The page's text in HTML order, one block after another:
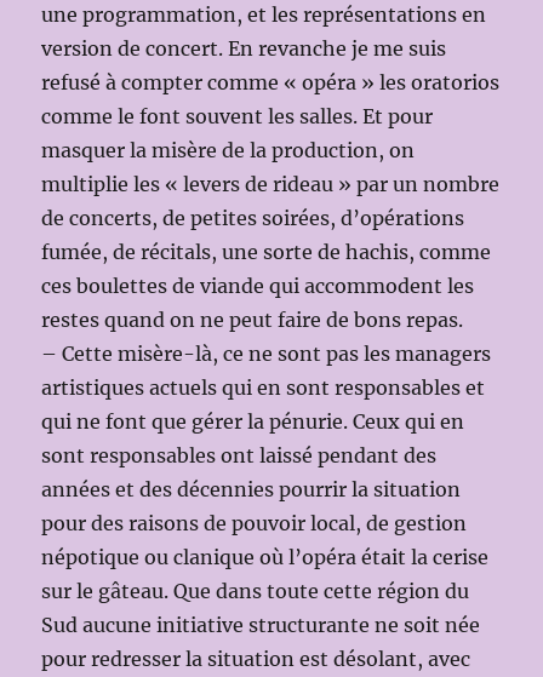
une programmation, et les représentations en
version de concert. En revanche je me suis
refusé à compter comme « opéra » les oratorios
comme le font souvent les salles. Et pour
masquer la misère de la production, on
multiplie les « levers de rideau » par un nombre
de concerts, de petites soirées, d’opérations
fumée, de récitals, une sorte de hachis, comme
ces boulettes de viande qui accommodent les
restes quand on ne peut faire de bons repas.
– Cette misère-là, ce ne sont pas les managers
artistiques actuels qui en sont responsables et
qui ne font que gérer la pénurie. Ceux qui en
sont responsables ont laissé pendant des
années et des décennies pourrir la situation
pour des raisons de pouvoir local, de gestion
népotique ou clanique où l’opéra était la cerise
sur le gâteau. Que dans toute cette région du
Sud aucune initiative structurante ne soit née
pour redresser la situation est désolant, avec